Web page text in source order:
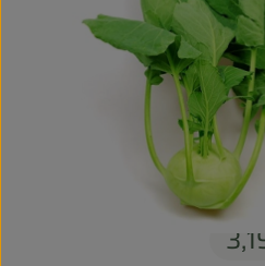
Entspannt durch die FERIEN
Obst & Gemüse